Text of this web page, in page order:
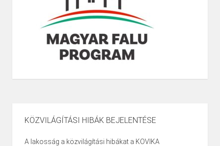
KÖZVILÁGÍTÁSI HIBÁK BEJELENTÉSE
A lakosság a közvilágítási hibákat a KOVIKA